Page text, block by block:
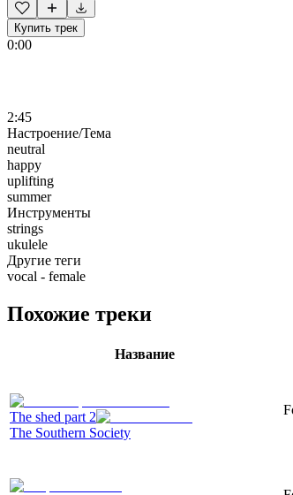
Купить трек
0:00
2:45
Настроение/Тема
neutral
happy
uplifting
summer
Инструменты
strings
ukulele
Другие теги
vocal - female
Похожие треки
Название
The shed part 2
The Southern Society